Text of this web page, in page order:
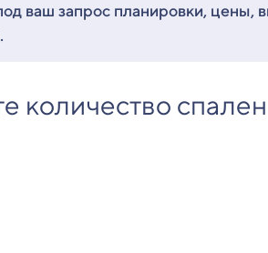
ваш запрос планировки,
количество спален